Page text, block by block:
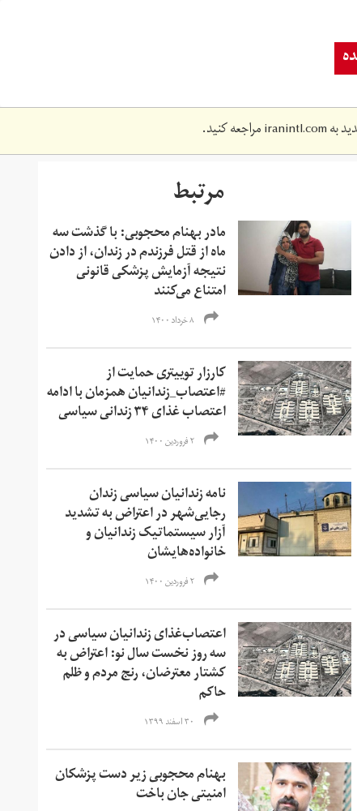
بهiranintl.comمراجعه کنید.
مرتبط
مادر بهنام محجوبی: با گذشت سه
ماه از قتل فرزندم در زندان، از دادن
نتیجه آزمایش‌ پزشکی قانونی
امتناع می‌کنند
۸ خرداد ۱۴۰۰
کارزار توییتری حمایت از
#اعتصاب_زندانیان همزمان با ادامه
اعتصاب غذای ۳۴ زندانی سیاسی
۲ فروردین ۱۴۰۰
نامه زندانیان سیاسی زندان
رجایی‌شهر در اعتراض به تشدید
آزار سیستماتیک زندانیان و
خانواده‌هایشان
۲ فروردین ۱۴۰۰
اعتصاب‌غذای زندانیان سیاسی در
سه روز نخست سال نو: اعتراض به
کشتار معترضان، رنج مردم و ظلم
حاکم
۳۰ اسفند ۱۳۹۹
بهنام محجوبی زیر دست پزشکان
امنیتی جان باخت